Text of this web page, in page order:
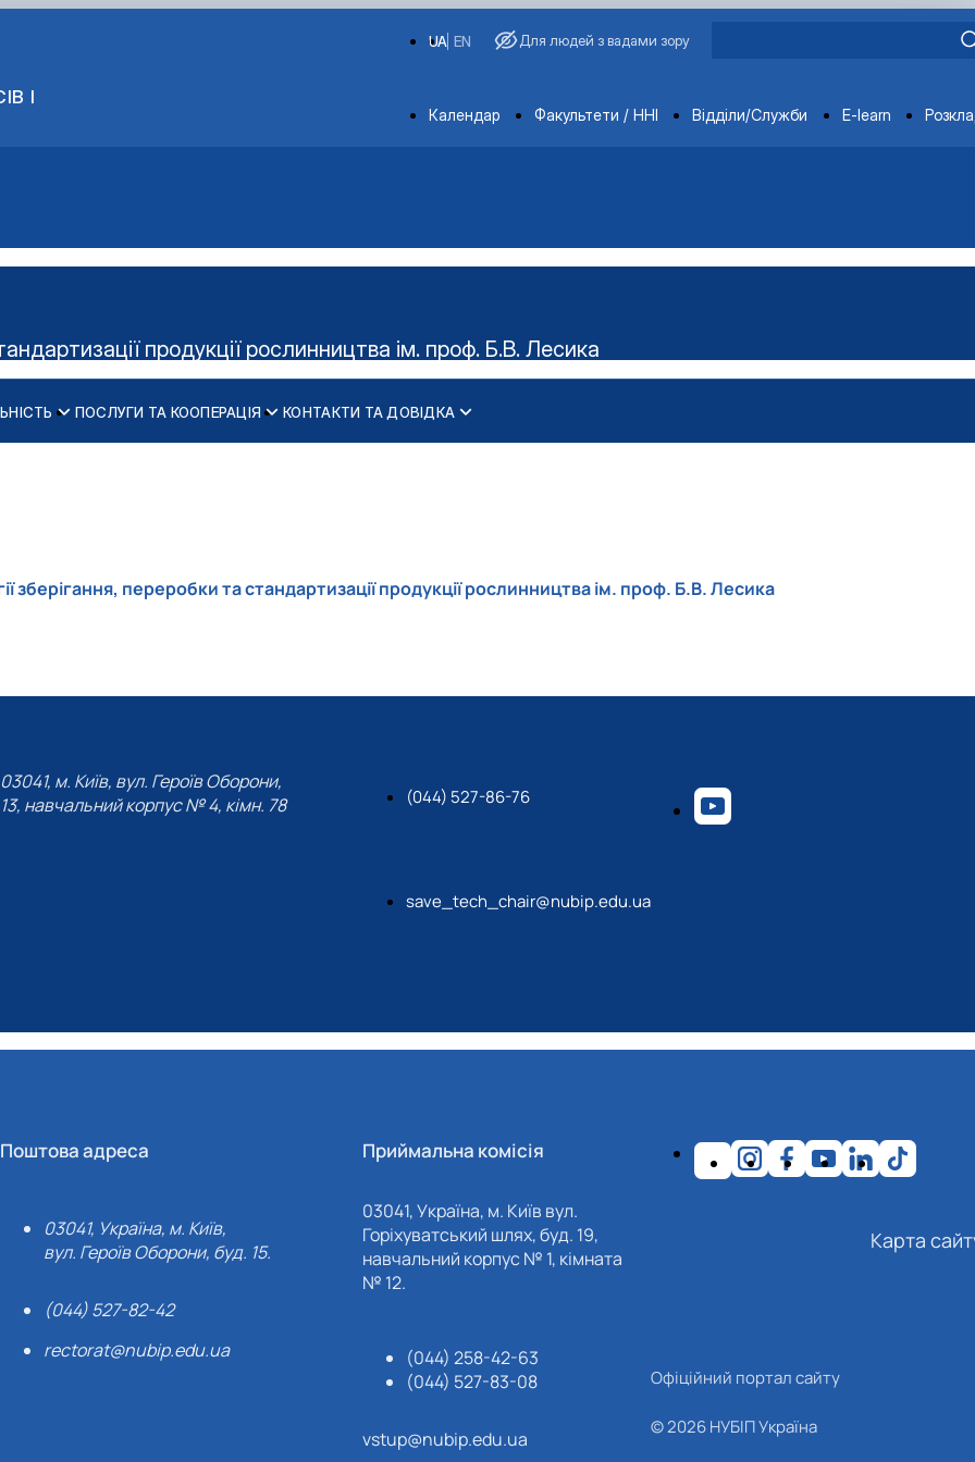
І
EN
UA Для людей з вадами зору
Departments
Календар Факультети / ННІ Відділи/Служби E-learn
продукції рослинництва ім. проф. Б.В. Лесика
технології виробництва, л…
Керівництво гуртка
ПОСЛУГИ ТА КООПЕРАЦІЯ КОНТАКТИ ТА ДОВІДКА
зберігання, переробки та стандартизації продукції рослинництва ім. проф. Б.В. Лесика
03041, м. Київ, вул. Героїв Оборони,
13, навчальний корпус № 4, кімн. 78
(044) 527-86-76
save_tech_chair@nubip.edu.ua
Поштова адреса
03041, Україна, м. Київ,
вул. Героїв Оборони, буд. 15.
(044) 527-82-42
rectorat@nubip.edu.ua
Приймальна комісія
03041, Україна, м. Київ вул.
Горіхуватський шлях, буд. 19,
навчальний корпус № 1, кімната
№ 12.
(044) 258-42-63
(044) 527-83-08
vstup@nubip.edu.ua
Карта
Офіційний портал сайту
© 2026 НУБІП Україна